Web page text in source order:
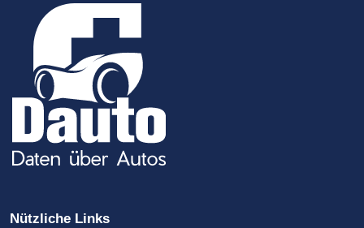
Nützliche Links